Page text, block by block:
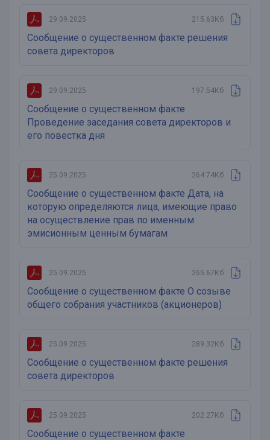
29.09.2025 215.63Кб
Сообщение о существенном факте решения
совета директоров
29.09.2025 197.54Кб
Сообщение о существенном факте
Проведение заседания совета директоров и
его повестка дня
25.09.2025 264.74Кб
Сообщение о существенном факте Дата, на
которую определяются лица, имеющие право
на осуществление прав по именным
эмисионным ценным бумагам
25.09.2025 265.67Кб
Сообщение о существенном факте О созыве
общего собрания участников (акционеров)
25.09.2025 289.32Кб
Сообщение о существенном факте решения
совета директоров
25.09.2025 202.27Кб
Сообщение о существенном факте